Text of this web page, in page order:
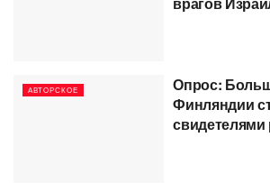
АВТОРСКОЕ
Опрос:
Финляндии
свидетелями